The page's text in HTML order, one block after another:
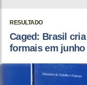
RESULTADO
Caged: Brasil
formais em junho